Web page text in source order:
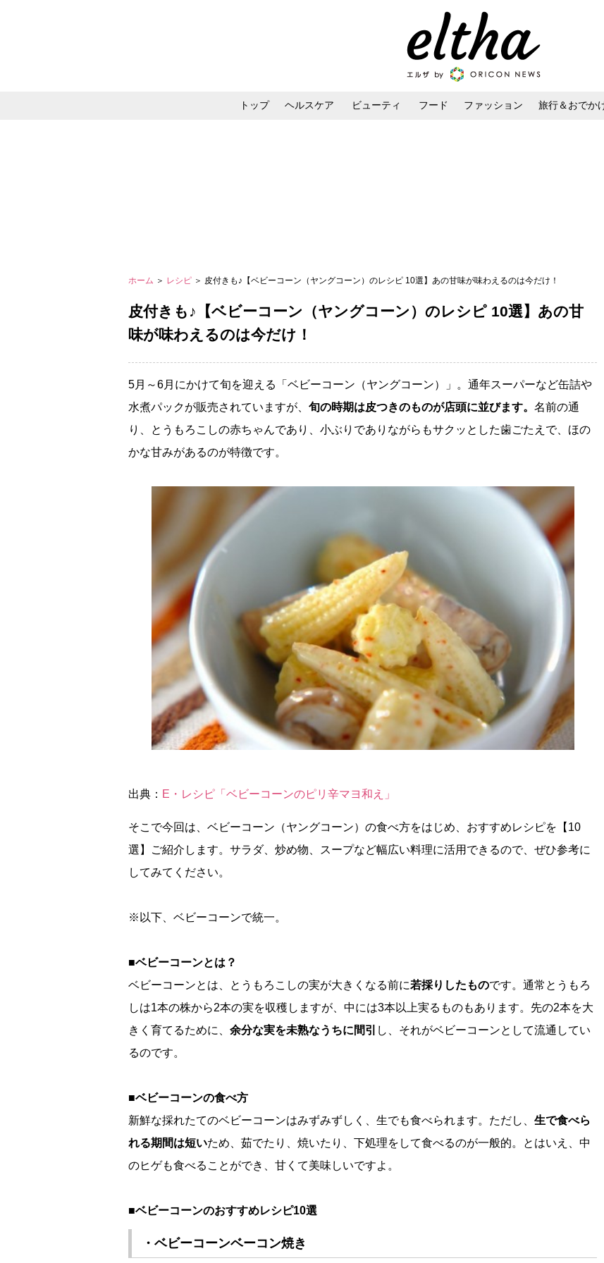
トップ ヘルスケア ビューティ フード ファッション 旅行＆おでか
ホーム ＞ レシピ ＞ 皮付きも♪【ベビーコーン（ヤングコーン）のレシピ 10選】あの甘味が味わえるのは今だけ！
皮付きも♪【ベビーコーン（ヤングコーン）のレシピ 10選】あの甘
味が味わえるのは今だけ！
5月～6月にかけて旬を迎える「ベビーコーン（ヤングコーン）」。通年スーパーなど缶詰
水煮パックが販売されていますが、 旬の時期は皮つきのものが店頭に並びます。 名前の通
り、とうもろこしの赤ちゃんであり、小ぶりでありながらもサクッとした歯ごたえで、ほの
かな甘みがあるのが特徴です。
出典： E・レシピ「ベビーコーンのピリ辛マヨ和え」
そこで今回は、ベビーコーン（ヤングコーン）の食べ方をはじめ、おすすめレシピを【10
選】ご紹介します。サラダ、炒め物、スープなど幅広い料理に活用できるので、ぜひ参考に
してみてください。
※以下、ベビーコーンで統一。
■ベビーコーンとは？
ベビーコーンとは、とうもろこしの実が大きくなる前に若採りしたものです。通常とうもろ
しは1本の株から2本の実を収穫しますが、中には3本以上実るものもあります。先の2本を大
きく育てるために、 余分な実を未熟なうちに間引 し、それがベビーコーンとして流通してい
るのです。
■ベビーコーンの食べ方
新鮮な採れたてのベビーコーンはみずみずしく、生でも食べられます。ただし、 生で食べら
れる期間は短いため、茹でたり、焼いたり、下処理をして食べるのが一般的。とはいえ、中
のヒゲも食べることができ、甘くて美味しいですよ。
■ベビーコーンのおすすめレシピ10選
・ベビーコーンベーコン焼き